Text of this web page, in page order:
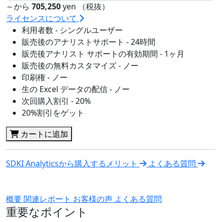
～から 705,250yen （税抜）
ライセンスについて
利用者数 - シングルユーザー
販売後のアナリストサポート - 24時間
販売後アナリスト サポートの有効期間 - 1ヶ月
販売後の無料カスタマイズ - ノー
印刷権 - ノー
生の Excel データの配信 - ノー
次回購入割引 - 20%
20%割引をゲット
カートに追加
SDKI Analyticsから購入するメリット よくある質問
概要関連レポート お客様の声 よくある質問
重要なポイント